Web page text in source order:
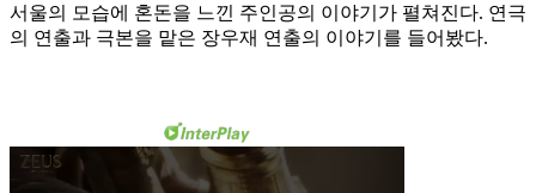
서울의 모습에 혼돈을 느낀 주인공의 이야기가 펼쳐진다. 연극
의 연출과 극본을 맡은 장우재 연출의 이야기를 들어봤다.